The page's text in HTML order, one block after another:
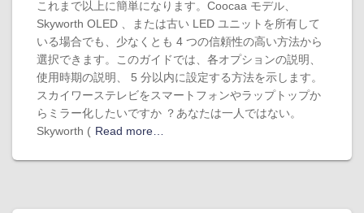
これまで以上に簡単になります。Coocaa モデル、
Skyworth OLED 、または古い LED ユニットを所有して
いる場合でも、少なくとも 4 つの信頼性の高い方法から
選択できます。このガイドでは、各オプションの説明、
使用時期の説明、 5 分以内に設定する方法を示します。
スカイワーステレビをスマートフォンやラップトップか
らミラー化したいですか ？あなたは一人ではない。
Skyworth ( Read more…